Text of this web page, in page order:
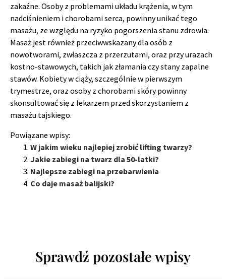
zakaźne. Osoby z problemami układu krążenia, w tym
nadciśnieniem i chorobami serca, powinny unikać tego
masażu, ze względu na ryzyko pogorszenia stanu zdrowia.
Masaż jest również przeciwwskazany dla osób z
nowotworami, zwłaszcza z przerzutami, oraz przy urazach
kostno-stawowych, takich jak złamania czy stany zapalne
stawów. Kobiety w ciąży, szczególnie w pierwszym
trymestrze, oraz osoby z chorobami skóry powinny
skonsultować się z lekarzem przed skorzystaniem z
masażu tajskiego.
Powiązane wpisy:
W jakim wieku najlepiej zrobić lifting twarzy?
Jakie zabiegi na twarz dla 50-latki?
Najlepsze zabiegi na przebarwienia
Co daje masaż balijski?
Sprawdź pozostałe wpisy